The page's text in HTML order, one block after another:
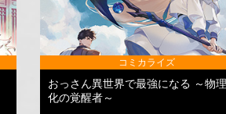
コミカライズ
おっさん異世界で最強になる ～物
化の覚醒者～